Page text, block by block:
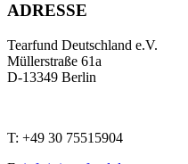
ADRESSE
Tearfund Deutschland e.V.
Müllerstraße 61a
D-13349 Berlin
T: +49 30 75515904